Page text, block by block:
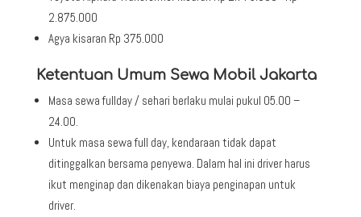
2.875.000
Agya kisaran Rp 375.000
Ketentuan Umum Sewa Mobil Jakarta
Masa sewa fullday / sehari berlaku mulai pukul 05.00 –
24.00.
Untuk masa sewa full day, kendaraan tidak dapat
ditinggalkan bersama penyewa. Dalam hal ini driver harus
ikut menginap dan dikenakan biaya penginapan untuk
driver.